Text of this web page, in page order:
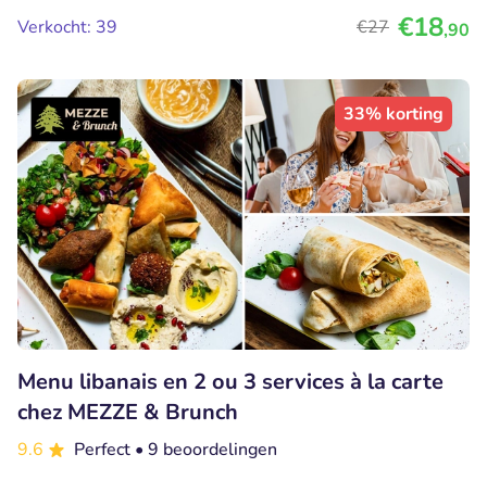
Verkocht: 39 €27 €18,90
33% korting
Menu libanais en 2 ou 3 services à la carte
chez MEZZE & Brunch
9.6 Perfect • 9 beoordelingen